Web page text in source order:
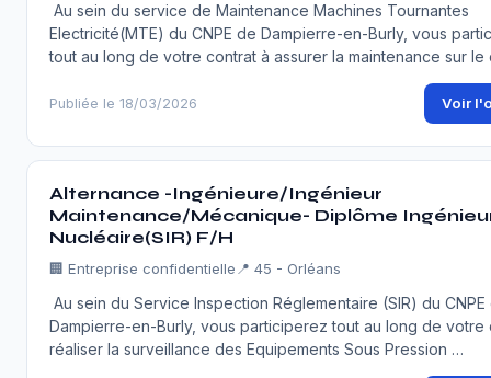
Au sein du service de Maintenance Machines Tournantes
Electricité(MTE) du CNPE de Dampierre-en-Burly, vous
tout au long de votre contrat à assurer la maintenance sur le
Publiée le 18/03/2026 Voir
Alternance -Ingénieure/Ingénieur
Maintenance/Mécanique- Diplôme
Nucléaire(SIR) F/H
🏢 Entreprise confidentielle 📍 45 - Orléans
Au sein du Service Inspection Réglementaire (SIR) du CNPE
Dampierre-en-Burly, vous participerez tout au long de votre
réaliser la surveillance des Equipements Sous Pression …